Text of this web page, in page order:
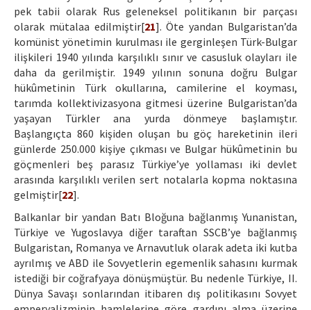
pek tabii olarak Rus geleneksel politikanın bir parçası
olarak mütalaa edilmiştir[21]. Öte yandan Bulgaristan’da
komünist yönetimin kurulması ile gerginleşen Türk-Bulgar
ilişkileri 1940 yılında karşılıklı sınır ve casusluk olayları ile
daha da gerilmiştir. 1949 yılının sonuna doğru Bulgar
hükûmetinin Türk okullarına, camilerine el koyması,
tarımda kollektivizasyona gitmesi üzerine Bulgaristan’da
yaşayan Türkler ana yurda dönmeye başlamıştır.
Başlangıçta 860 kişiden oluşan bu göç hareketinin ileri
günlerde 250.000 kişiye çıkması ve Bulgar hükûmetinin bu
göçmenleri beş parasız Türkiye’ye yollaması iki devlet
arasında karşılıklı verilen sert notalarla kopma noktasına
gelmiştir[22].
Balkanlar bir yandan Batı Bloğuna bağlanmış Yunanistan,
Türkiye ve Yugoslavya diğer taraftan SSCB’ye bağlanmış
Bulgaristan, Romanya ve Arnavutluk olarak adeta iki kutba
ayrılmış ve ABD ile Sovyetlerin egemenlik sahasını kurmak
istediği bir coğrafyaya dönüşmüştür. Bu nedenle Türkiye, II.
Dünya Savaşı sonlarından itibaren dış politikasını Sovyet